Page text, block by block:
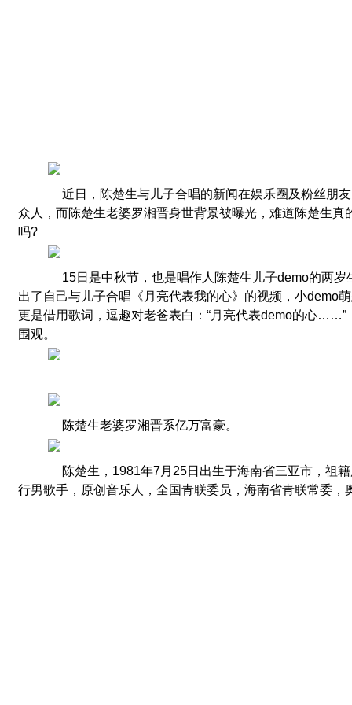
近日，陈楚生与儿子合唱的新闻在娱乐圈及粉丝朋友
众人，而陈楚生老婆罗湘晋身世背景被曝光，难道陈楚生真
吗?
15日是中秋节，也是唱作人陈楚生儿子demo的两岁
出了自己与儿子合唱《月亮代表我的心》的视频，小demo
更是借用歌词，逗趣对老爸表白：“月亮代表demo的心……”
围观。
陈楚生老婆罗湘晋系亿万富豪。
陈楚生，1981年7月25日出生于海南省三亚市，祖籍
行男歌手，原创音乐人，全国青联委员，海南省青联常委，